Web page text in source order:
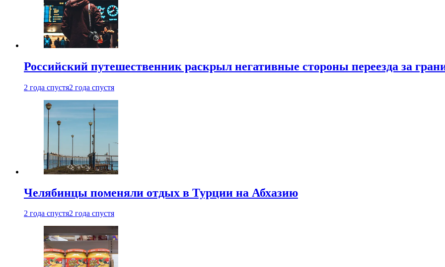
Российский путешественник раскрыл негативные стороны переезда за
2 года спустя2 года спустя
Челябинцы поменяли отдых в Турции на Абхазию
2 года спустя2 года спустя